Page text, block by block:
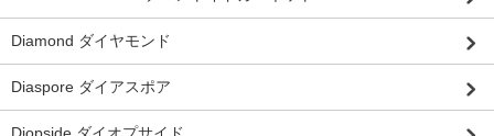
Diamond ダイヤモンド
Diaspore ダイアスポア